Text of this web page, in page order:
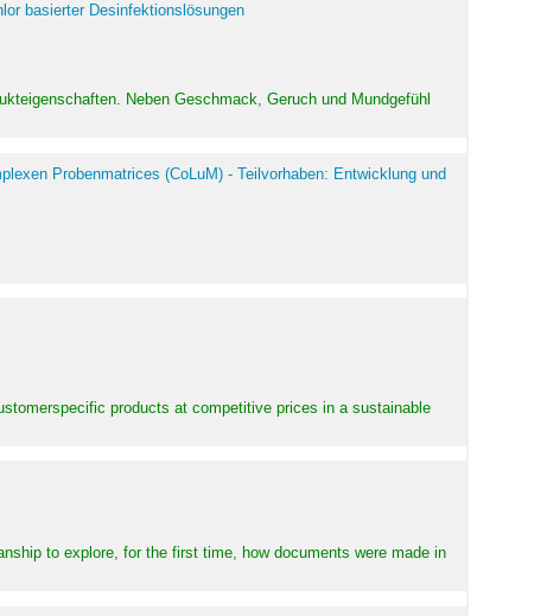
basierter Desinfektionslösungen
Neben Geschmack, Geruch und Mundgefühl
Probenmatrices (CoLuM) - Teilvorhaben: Entwicklung und
products at competitive prices in a sustainable
to explore, for the first time, how documents were made in